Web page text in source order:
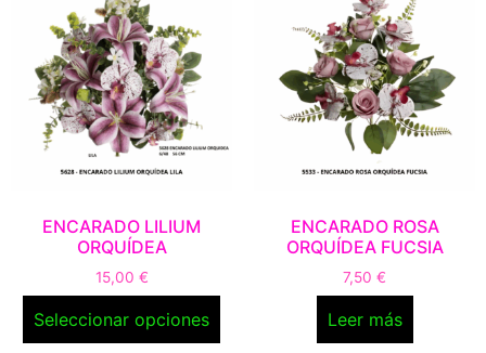
ENCARADO LILIUM
ORQUÍDEA
15,00 €
Seleccionar opciones
ENCARADO ROSA
ORQUÍDEA FUCSIA
7,50 €
Leer más